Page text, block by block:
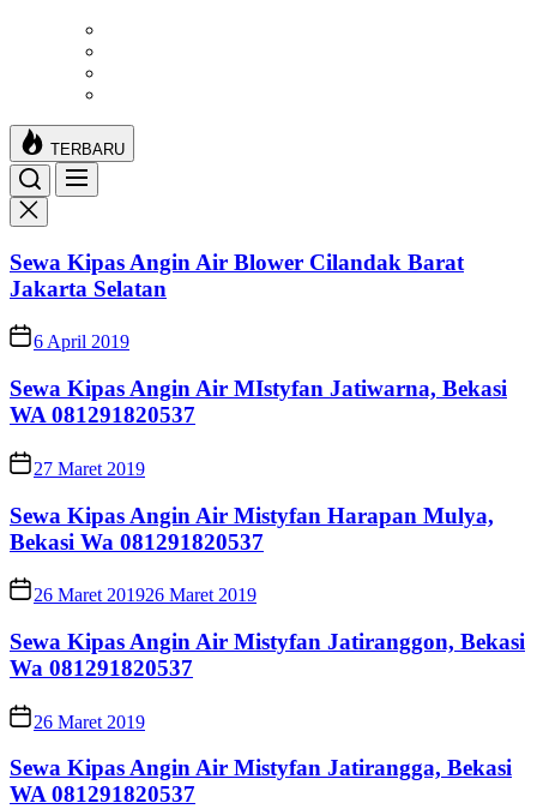
TERBARU
Sewa Kipas Angin Air Blower Cilandak Barat
Jakarta Selatan
6 April 2019
Sewa Kipas Angin Air MIstyfan Jatiwarna, Bekasi
WA 081291820537
27 Maret 2019
Sewa Kipas Angin Air Mistyfan Harapan Mulya,
Bekasi Wa 081291820537
26 Maret 201926 Maret 2019
Sewa Kipas Angin Air Mistyfan Jatiranggon, Bekasi
Wa 081291820537
26 Maret 2019
Sewa Kipas Angin Air Mistyfan Jatirangga, Bekasi
WA 081291820537